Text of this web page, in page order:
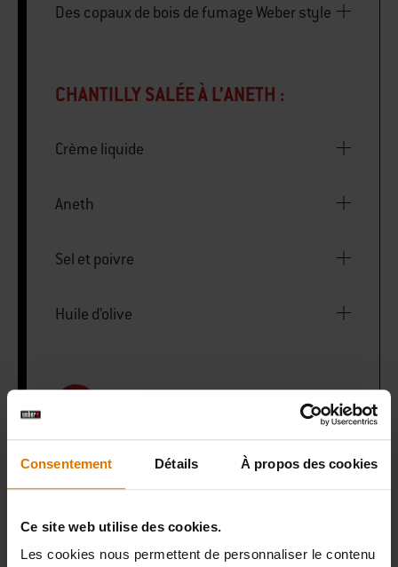
Consentement Détails À propos des cookies
Ce site web utilise des cookies.
Les cookies nous permettent de personnaliser le contenu
Des copaux de bois de fumage Weber style
CHANTILLY SALÉE À L’ANETH :
Crème liquide
Aneth
Sel et poivre
Huile d’olive
Préparons-nous